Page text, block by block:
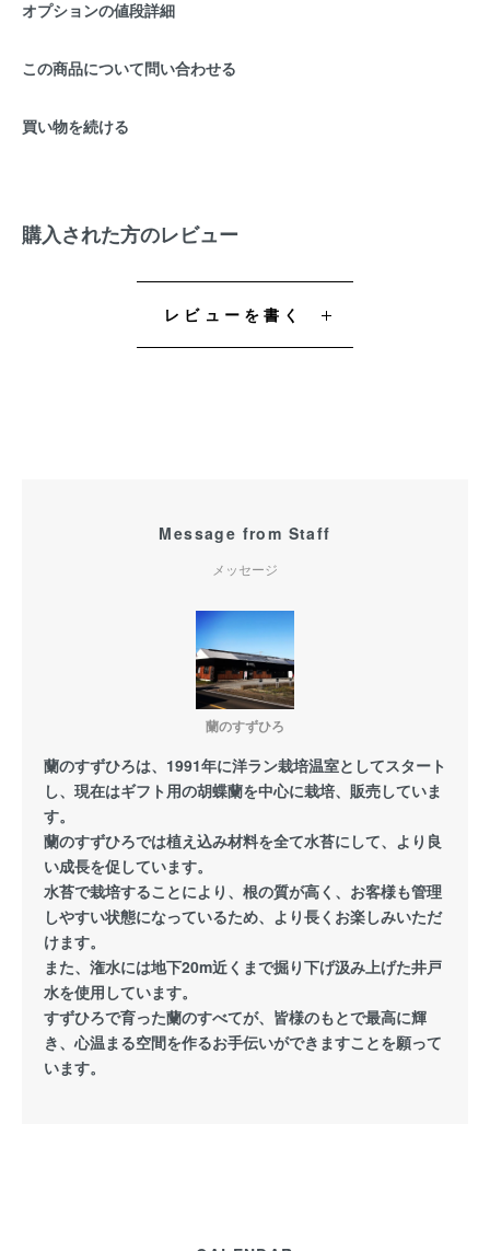
オプションの値段詳細
この商品について問い合わせる
買い物を続ける
購入された方のレビュー
レビューを書く
Message from Staff
メッセージ
蘭のすずひろ
蘭のすずひろは、1991年に洋ラン栽培温室としてスタート
し、現在はギフト用の胡蝶蘭を中心に栽培、販売していま
す。
蘭のすずひろでは植え込み材料を全て水苔にして、より良
い成長を促しています。
水苔で栽培することにより、根の質が高く、お客様も管理
しやすい状態になっているため、より長くお楽しみいただ
けます。
また、潅水には地下20m近くまで掘り下げ汲み上げた井戸
水を使用しています。
すずひろで育った蘭のすべてが、皆様のもとで最高に輝
き、心温まる空間を作るお手伝いができますことを願って
います。